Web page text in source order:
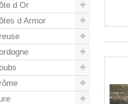
d Or
d Armor